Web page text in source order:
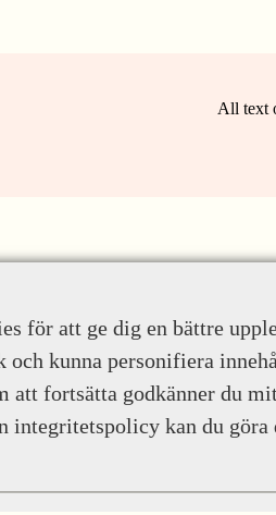
All text
för att ge dig en bättre
och kunna personifiera
att fortsätta godkänner du
integritetspolicy kan du göra